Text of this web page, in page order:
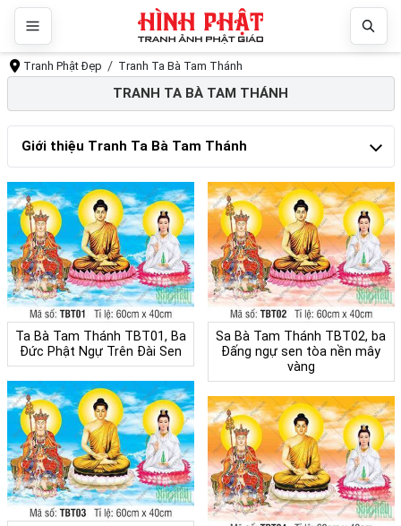
Tranh Phật Đẹp Tranh Ta Bà Tam Thánh
TRANH TA BÀ TAM THÁNH
Giới thiệu Tranh Ta Bà Tam Thánh
Ta Bà Tam Thánh TBT01, Ba
Đức Phật Ngự Trên Đài Sen
Sa Bà Tam Thánh TBT02, ba
Đấng ngự sen tòa nền mây
vàng